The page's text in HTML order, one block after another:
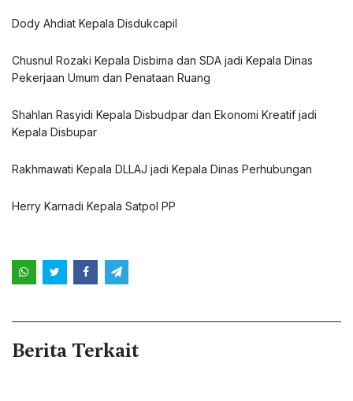
Dody Ahdiat Kepala Disdukcapil
Chusnul Rozaki Kepala Disbima dan SDA jadi Kepala Dinas
Pekerjaan Umum dan Penataan Ruang
Shahlan Rasyidi Kepala Disbudpar dan Ekonomi Kreatif jadi
Kepala Disbupar
Rakhmawati Kepala DLLAJ jadi Kepala Dinas Perhubungan
Herry Karnadi Kepala Satpol PP
Berita Terkait